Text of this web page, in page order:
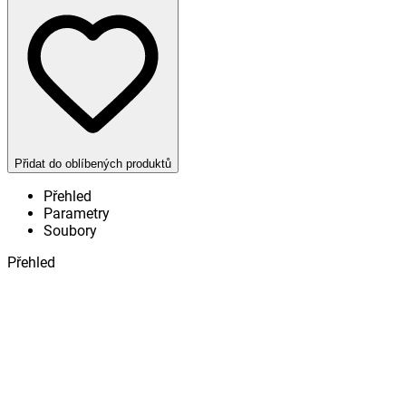
Přidat do oblíbených produktů
Přehled
Parametry
Soubory
Přehled